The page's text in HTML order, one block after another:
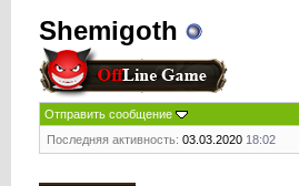
Shemigoth
Отправить сообщение
Последняя активность: 03.03.2020 18:02